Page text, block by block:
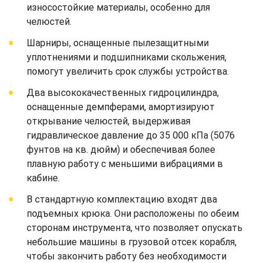
износостойкие материалы, особенно для
челюстей.
Шарниры, оснащенные пылезащитными
уплотнениями и подшипниками скольжения,
помогут увеличить срок службы устройства.
Два высококачественных гидроцилиндра,
оснащенные демпферами, амортизируют
открывание челюстей, выдерживая
гидравлическое давление до 35 000 кПа (5076
фунтов на кв. дюйм) и обеспечивая более
плавную работу с меньшими вибрациями в
кабине.
В стандартную комплектацию входят два
подъемных крюка. Они расположены по обеим
сторонам инструмента, что позволяет опускать
небольшие машины в грузовой отсек корабля,
чтобы закончить работу без необходимости